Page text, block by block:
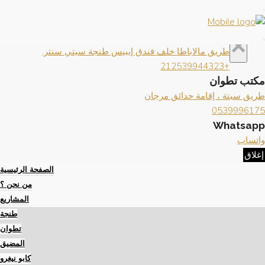
×تواصل معنا
× طريق مالاباطا خلف فندق إيبيس طنجة سيتي سنتر.
+212539944323
مكتب تطوان
طريق سبتة ، إقامة حدائق مرجان
0539996175
Whatsapp
واتساب
إغلاق
الصفحة الرئيسية
من نحن ؟
المشاريع
طنجة
تطوان
المضيق
كابو نيغرو